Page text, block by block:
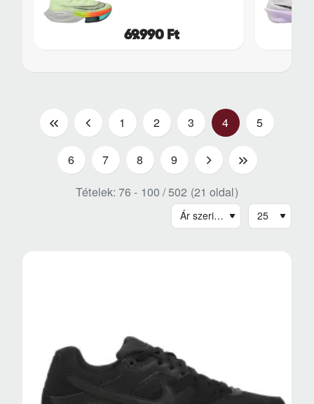
69.990 Ft
|
< < 1 2 3 4 5
6 7 8 9 >
>|
Tételek: 76 - 100 / 502 (21 oldal)